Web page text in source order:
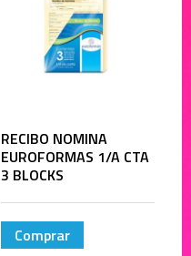
RECIBO NOMINA
EUROFORMAS 1/A CTA
3 BLOCKS
Comprar